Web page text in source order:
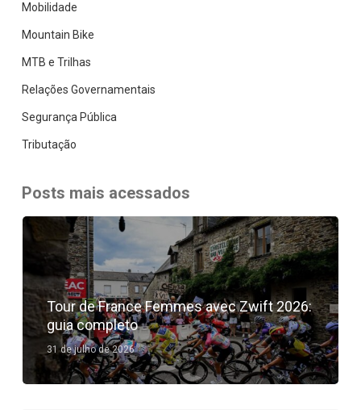
Mobilidade
Mountain Bike
MTB e Trilhas
Relações Governamentais
Segurança Pública
Tributação
Posts mais acessados
Tour de France Femmes avec Zwift 2026:
guia completo
31 de julho de 2026